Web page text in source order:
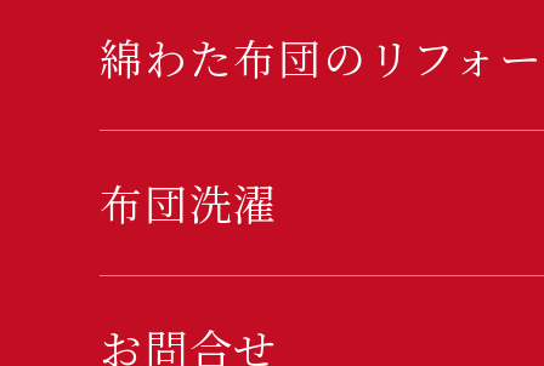
綿わた布団のリフォ
布団洗濯
お問合せ